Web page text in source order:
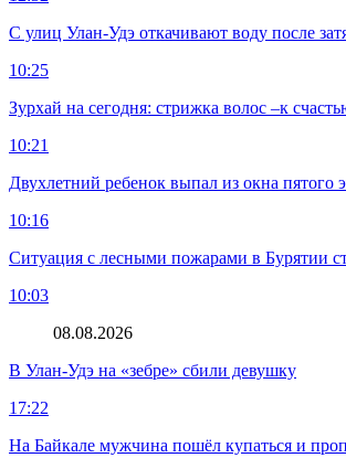
С улиц Улан-Удэ откачивают воду после
10:25
Зурхай на сегодня: стрижка волос –к
10:21
Двухлетний ребенок выпал из окна пятого
10:16
Ситуация с лесными пожарами в Бурятии
10:03
08.08.2026
В Улан-Удэ на «зебре» сбили девушку
17:22
На Байкале мужчина пошёл купаться и